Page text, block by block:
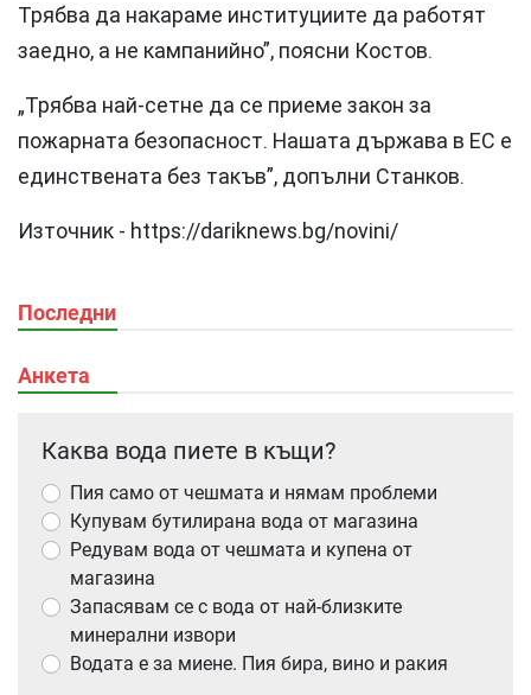
Трябва да накараме институциите да работят
заедно, а не кампанийно”, поясни Костов.
„Трябва най-сетне да се приеме закон за
пожарната безопасност. Нашата държава в ЕС е
единствената без такъв”, допълни Станков.
Източник - https://dariknews.bg/novini/
Последни
Анкета
Каква вода пиете в къщи?
Пия само от чешмата и нямам проблеми
Купувам бутилирана вода от магазина
Редувам вода от чешмата и купена от
магазина
Запасявам се с вода от най-близките
минерални извори
Водата е за миене. Пия бира, вино и ракия